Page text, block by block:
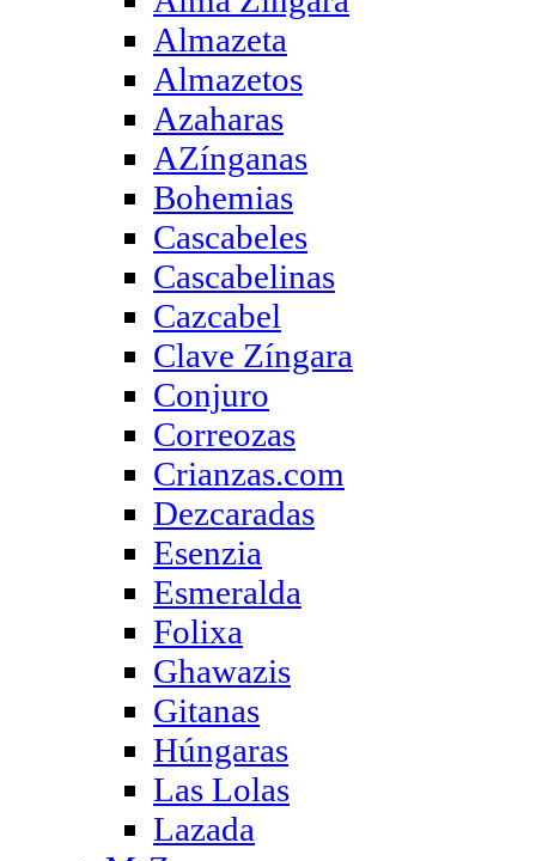
Almazeta
Almazetos
Azaharas
AZínganas
Bohemias
Cascabeles
Cascabelinas
Cazcabel
Clave Zíngara
Conjuro
Correozas
Crianzas.com
Dezcaradas
Esenzia
Esmeralda
Folixa
Ghawazis
Gitanas
Húngaras
Las Lolas
Lazada